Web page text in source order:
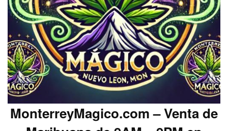
MonterreyMagico.com – Venta de